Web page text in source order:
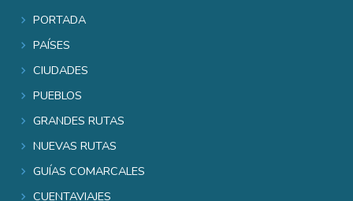
Portada
Países
Ciudades
Pueblos
Grandes rutas
Nuevas rutas
Guías comarcales
Cuentaviajes